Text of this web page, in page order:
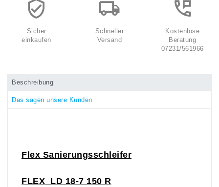
Sicher
einkaufen
Schneller
Versand
Kostenlose
Beratung
07231/561966
Beschreibung
Das sagen unsere Kunden
Flex Sanierungsschleifer
FLEX LD 18-7 150 R